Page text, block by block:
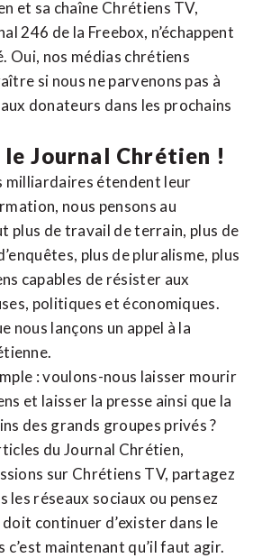
et sa chaîne Chrétiens TV,
246 de la Freebox, n’échappent
Oui, nos médias chrétiens
si nous ne parvenons pas à
donateurs dans les prochains
Journal Chrétien !
milliardaires étendent leur
nous pensons au
plus de travail de terrain, plus de
plus de pluralisme, plus
capables de résister aux
politiques et économiques.
nous lançons un appel à la
: voulons-nous laisser mourir
et laisser la presse ainsi que la
des grands groupes privés ?
du Journal Chrétien,
sur Chrétiens TV, partagez
les réseaux sociaux ou pensez
continuer d’exister dans le
c’est maintenant qu’il faut agir.